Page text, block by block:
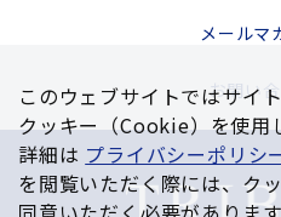
メールマ
お問い
このウェブサイトではサイ
クッキー（Cookie）を使⽤
詳細は プライバシーポリシ
を閲覧いただく際には、ク